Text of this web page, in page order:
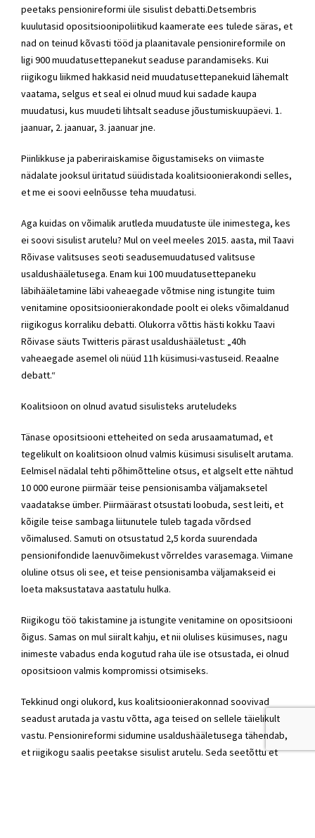
peetaks pensionireformi üle sisulist debatti.Detsembris
kuulutasid opositsioonipoliitikud kaamerate ees tulede säras, et
nad on teinud kõvasti tööd ja plaanitavale pensionireformile on
ligi 900 muudatusettepanekut seaduse parandamiseks. Kui
riigikogu liikmed hakkasid neid muudatusettepanekuid lähemalt
vaatama, selgus et seal ei olnud muud kui sadade kaupa
muudatusi, kus muudeti lihtsalt seaduse jõustumiskuupäevi. 1.
jaanuar, 2. jaanuar, 3. jaanuar jne.
Piinlikkuse ja paberiraiskamise õigustamiseks on viimaste
nädalate jooksul üritatud süüdistada koalitsioonierakondi selles,
et me ei soovi eelnõusse teha muudatusi.
Aga kuidas on võimalik arutleda muudatuste üle inimestega, kes
ei soovi sisulist arutelu? Mul on veel meeles 2015. aasta, mil Taavi
Rõivase valitsuses seoti seadusemuudatused valitsuse
usaldushääletusega. Enam kui 100 muudatusettepaneku
läbihääletamine läbi vaheaegade võtmise ning istungite tuim
venitamine opositsioonierakondade poolt ei oleks võimaldanud
riigikogus korraliku debatti. Olukorra võttis hästi kokku Taavi
Rõivase säuts Twitteris pärast usaldushääletust: „40h
vaheaegade asemel oli nüüd 11h küsimusi-vastuseid. Reaalne
debatt.“
Koalitsioon on olnud avatud sisulisteks aruteludeks
Tänase opositsiooni etteheited on seda arusaamatumad, et
tegelikult on koalitsioon olnud valmis küsimusi sisuliselt arutama.
Eelmisel nädalal tehti põhimõtteline otsus, et algselt ette nähtud
10 000 eurone piirmäär teise pensionisamba väljamaksetel
vaadatakse ümber. Piirmäärast otsustati loobuda, sest leiti, et
kõigile teise sambaga liitunutele tuleb tagada võrdsed
võimalused. Samuti on otsustatud 2,5 korda suurendada
pensionifondide laenuvõimekust võrreldes varasemaga. Viimane
oluline otsus oli see, et teise pensionisamba väljamakseid ei
loeta maksustatava aastatulu hulka.
Riigikogu töö takistamine ja istungite venitamine on opositsiooni
õigus. Samas on mul siiralt kahju, et nii olulises küsimuses, nagu
inimeste vabadus enda kogutud raha üle ise otsustada, ei olnud
opositsioon valmis kompromissi otsimiseks.
Tekkinud ongi olukord, kus koalitsioonierakonnad soovivad
seadust arutada ja vastu võtta, aga teised on sellele täielikult
vastu. Pensionireformi sidumine usaldushääletusega tähendab,
et riigikogu saalis peetakse sisulist arutelu. Seda seetõttu et